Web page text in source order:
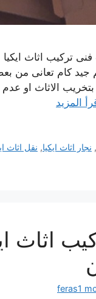
فنى تركيب اثاث
جيد كام تعانى من
بتخريب الاثاث او
المزيد
, نجار اثاث ايكيا, نقل اثاث
اثاث
feras1